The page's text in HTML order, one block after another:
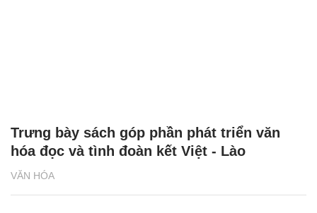
VĂN HÓA
Trưng bày sách góp phần phát triển văn
hóa đọc và tình đoàn kết Việt - Lào